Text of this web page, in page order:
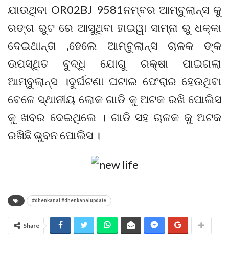
ଯାଉଥିବା OR02BJ 9581ନମ୍ବର ଆମ୍ବୁଲାନ୍ସ କୁ
ରଙ୍ଗ ରୁଟ ରେ ଆସୁଥିବା ହାଇୱା ସାମ୍ନା ରୁ ଧକ୍କା
ଦେଇଥାନ୍ତା ,ହେଲେ ଆମ୍ବୁଲାନ୍ସ ଚାଳକ ଙ୍କ
ଉପସ୍ଥିତ ବୁଦ୍ଧି ଯୋଗୁ ରକ୍ଷା ପାଇଗଲା
ଆମ୍ବୁଲାନ୍ସ ।ଦୁର୍ଘଟଣା ଘଟାଇ ଫେରାର ହେଉଥିବା
ବେଳେ ସ୍ଥାନୀୟ ଲୋକ ଗାଡି କୁ ଅଟକ ରଖି ପୋଲିସ
କୁ ଖବର ଦେଇଥିଲେ । ଗାଡି ସହ ଚାଳକ କୁ ଅଟକ
ରଖିଛି ଭୁବନ ପୋଲିସ ।
#dhenkanal #dhenkanalupdate
Share